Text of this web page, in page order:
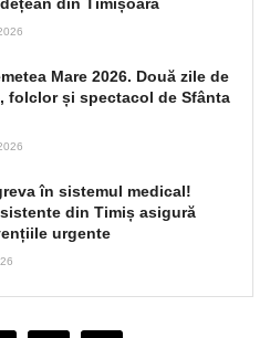
din Timișoara
Mare 2026. Două zile de
folclor și spectacol de Sfânta
în sistemul medical!
din Timiș asigură
urgente